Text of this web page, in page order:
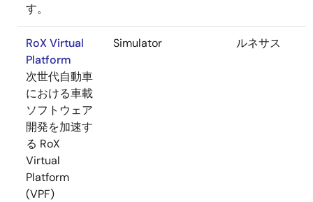
す。
RoX Virtual
Platform
次世代自動車
における車載
ソフトウェア
開発を加速す
る RoX
Virtual
Platform
(VPF)
Simulator ルネサス